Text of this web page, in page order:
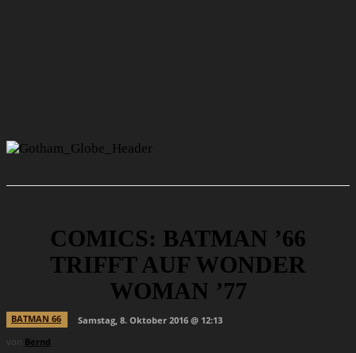
COMICS: BATMAN ’66
TRIFFT AUF WONDER
WOMAN ’77
BATMAN 66
Samstag, 8. Oktober 2016 @ 12:13
von Bernd